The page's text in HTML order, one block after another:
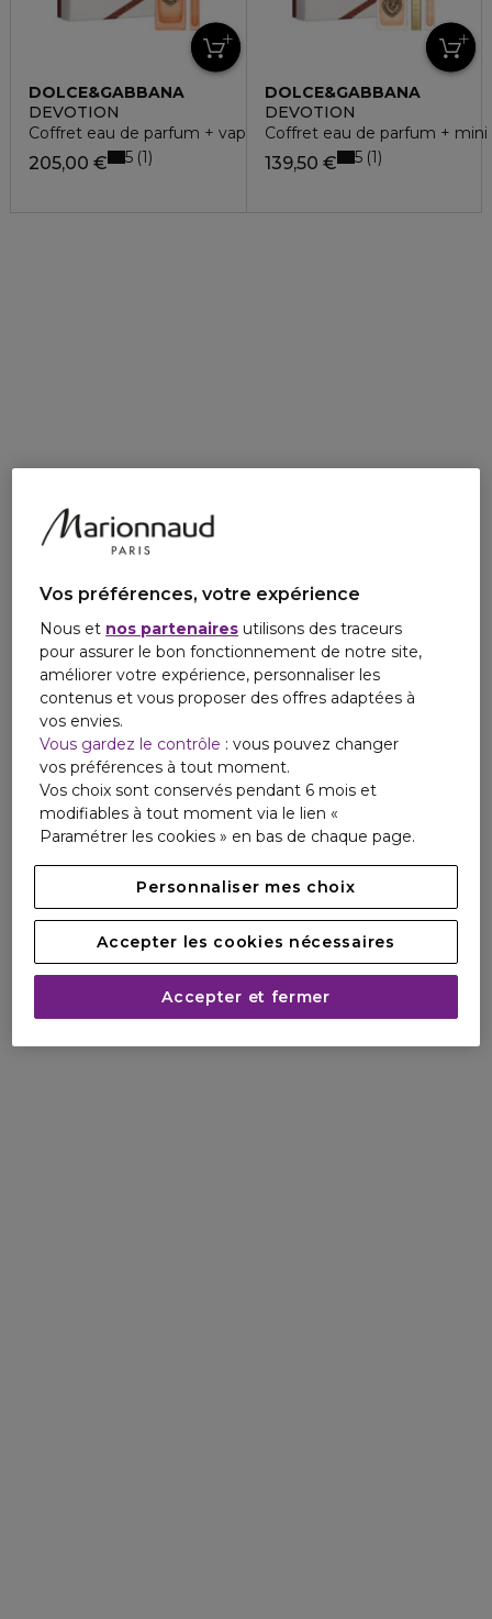
DOLCE&GABBANA
DEVOTION
Coffret eau de parfum + vaporisateur voyage
205,00 € 5 1
DOLCE&GABBANA
DEVOTION
Coffret eau de parfum +
139,50 € 5 1
Vos préférences, votre expérience
Nous et nos partenaires utilisons des traceurs
pour assurer le bon fonctionnement de notre site,
améliorer votre expérience, personnaliser les
contenus et vous proposer des offres adaptées à
vos envies.
Vous gardez le contrôle : vous pouvez changer
vos préférences à tout moment.
Vos choix sont conservés pendant 6 mois et
modifiables à tout moment via le lien «
Paramétrer les cookies » en bas de chaque page.
Personnaliser mes choix
Accepter les cookies nécessaires
Accepter et fermer